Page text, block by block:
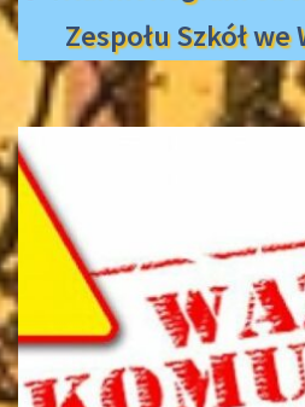
Zespołu Szkół